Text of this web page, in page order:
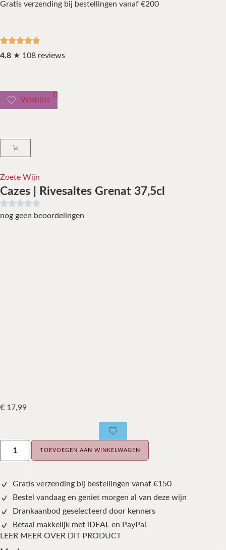
Gratis verzending bij bestellingen vanaf €200
4.8 ★ 108 reviews
Wishlist
0
Zoete Wijn
Cazes | Rivesaltes Grenat 37,5cl
nog geen beoordelingen
€ 17,99
TOEVOEGEN AAN WINKELWAGEN
Gratis verzending bij bestellingen vanaf €150
Bestel vandaag en geniet morgen al van deze wijn
Drankaanbod geselecteerd door kenners
Betaal makkelijk met iDEAL en PayPal
LEER MEER OVER DIT PRODUCT